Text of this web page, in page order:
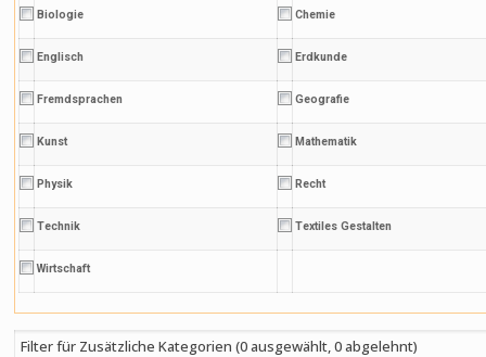
Biologie Chemie
Englisch Erdkunde
Fremdsprachen Geografie
Kunst Mathematik
Physik Recht
Technik Textiles Gestalten
Wirtschaft
Filter für Zusätzliche Kategorien (0ausgewählt,0abgelehnt)